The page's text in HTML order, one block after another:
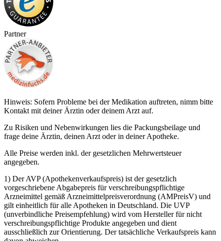
Partner
Hinweis: Sofern Probleme bei der Medikation auftreten, nimm bitte
Kontakt mit deiner Ärztin oder deinem Arzt auf.
Zu Risiken und Nebenwirkungen lies die Packungsbeilage und
frage deine Ärztin, deinen Arzt oder in deiner Apotheke.
Alle Preise werden inkl. der gesetzlichen Mehrwertsteuer
angegeben.
1) Der AVP (Apothekenverkaufspreis) ist der gesetzlich
vorgeschriebene Abgabepreis für verschreibungspflichtige
Arzneimittel gemäß Arzneimittelpreisverordnung (AMPreisV) und
gilt einheitlich für alle Apotheken in Deutschland. Die UVP
(unverbindliche Preisempfehlung) wird vom Hersteller für nicht
verschreibungspflichtige Produkte angegeben und dient
ausschließlich zur Orientierung. Der tatsächliche Verkaufspreis kann